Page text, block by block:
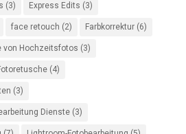
(3) Express Edits (3)
face retouch (2) Farbkorrektur(6)
von Hochzeitsfotos (3)
(4)
(3)
Dienste(3)